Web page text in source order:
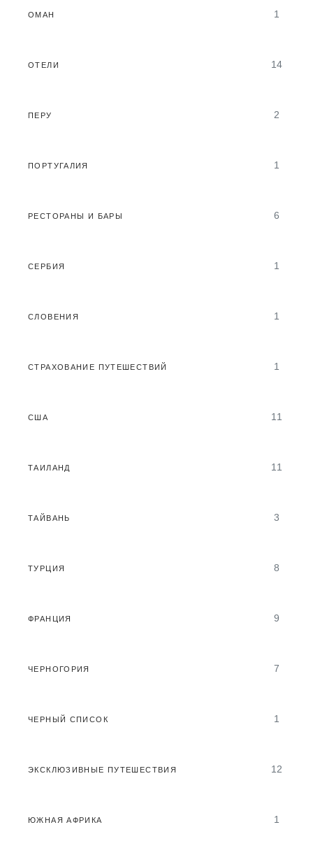
ОМАН 1
ОТЕЛИ 14
ПЕРУ 2
ПОРТУГАЛИЯ 1
РЕСТОРАНЫ И БАРЫ 6
СЕРБИЯ 1
СЛОВЕНИЯ 1
СТРАХОВАНИЕ ПУТЕШЕСТВИЙ 1
США 11
ТАИЛАНД 11
ТАЙВАНЬ 3
ТУРЦИЯ 8
ФРАНЦИЯ 9
ЧЕРНОГОРИЯ 7
ЧЕРНЫЙ СПИСОК 1
ЭКСКЛЮЗИВНЫЕ ПУТЕШЕСТВИЯ 12
ЮЖНАЯ АФРИКА 1